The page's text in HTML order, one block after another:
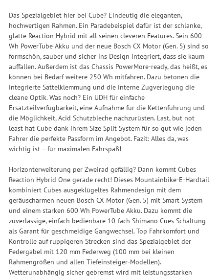
Das Spezialgebiet hier bei Cube? Eindeutig die eleganten,
hochwertigen Rahmen. Ein Paradebeispiel dafür ist der schlanke,
glatte Reaction Hybrid mit all seinen cleveren Features. Sein 600
Wh PowerTube Akku und der neue Bosch CX Motor (Gen. 5) sind so
formschön, sauber und sicher ins Design integriert, dass sie kaum
auffallen. Außerdem ist das Chassis PowerMore-ready, das heißt, es
können bei Bedarf weitere 250 Wh mitfahren. Dazu betonen die
integrierte Sattelklemmung und die interne Zugverlegung die
cleane Optik. Was noch? Ein UDH für einfache
Ersatzteilverfügbarkeit, eine Aufnahme für die Kettenführung und
die Möglichkeit, Acid Schutzbleche nachzurüsten. Last, but not
least hat Cube dank ihrem Size Split System für so gut wie jeden
Fahrer die perfekte Passform im Angebot. Fazit: Alles da, was
wichtig ist – für maximalen Fahrspaß!
Horizonterweiterung per Zweirad gefällig? Dann kommt Cubes
Reaction Hybrid One gerade recht! Dieses Mountainbike-E-Hardtail
kombiniert Cubes ausgeklügeltes Rahmendesign mit dem
geräuscharmen neuen Bosch CX Motor (Gen. 5) mit Smart System
und einem starken 600 Wh PowerTube Akku. Dazu kommt die
zuverlässige, einfach bedienbare 10-fach Shimano Cues Schaltung
als Garant für geschmeidige Gangwechsel. Top Fahrkomfort und
Kontrolle auf ruppigeren Strecken sind das Spezialgebiet der
Federgabel mit 120 mm Federweg (100 mm bei kleinen
Rahmengrößen und allen Tiefeinsteiger-Modellen).
Wetterunabhängig sicher gebremst wird mit leistungsstarken